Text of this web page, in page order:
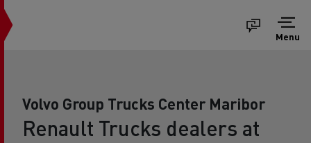
Menu
Volvo Group Trucks Center Maribor
Renault Trucks dealers at